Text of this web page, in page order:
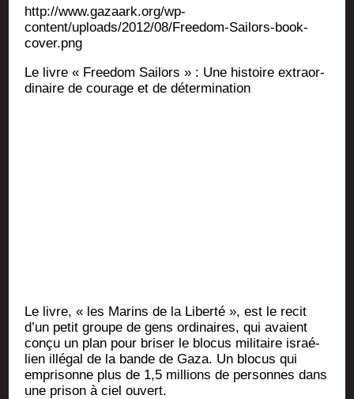
http://www.gazaark.org/wp-
content/uploads/2012/08/Freedom-Sailors-book-
cover.png
Le livre « Free­dom Sai­lors » : Une his­toire extra­or­
di­naire de cou­rage et de détermination
Le livre, « les Marins de la Liber­té », est le recit
d’un petit groupe de gens ordi­naires, qui avaient
conçu un plan pour bri­ser le blo­cus mili­taire israé­
lien illé­gal de la bande de Gaza. Un blo­cus qui
empri­sonne plus de 1,5 mil­lions de per­sonnes dans
une pri­son à ciel ouvert.